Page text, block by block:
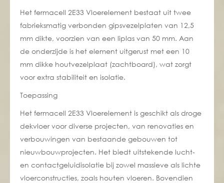
Het fermacell 2E33 Vloerelement bestaat uit twee
fabrieksmatig verbonden gipsvezelplaten van 12,5
mm dikte, voorzien van een liplas van 50 mm. Aan
de onderzijde is het element uitgerust met een 10
mm dikke houtvezelplaat (zachtboard), wat zorgt
voor extra stabiliteit en isolatie.
Toepassing
Het fermacell 2E33 Vloerelement is geschikt als droge
dekvloer voor diverse projecten, van renovaties en
verbouwingen van bestaande gebouwen tot
nieuwbouwprojecten. Het biedt uitstekende lucht-
en contactgeluidisolatie bij zowel massieve als lichte
vloerconstructies, zoals houten vloeren. Bovendien